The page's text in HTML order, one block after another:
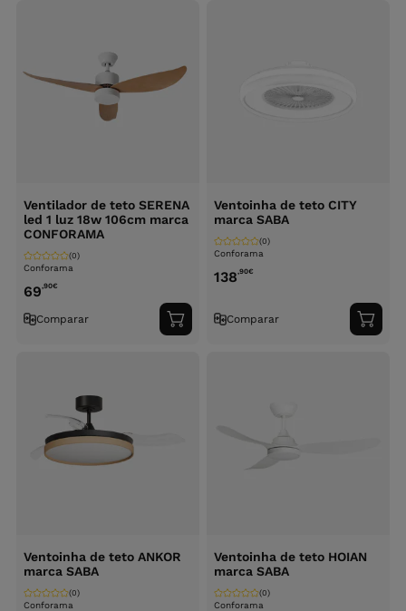
Ventilador de teto SERENA
led 1 luz 18w 106cm marca
CONFORAMA
Conforama
(0)
69 ,90€
Comparar
Adicionar
ao
Ventoinha de teto CITY
marca SABA
Conforama
(0)
138 ,90€
Comparar
ao
Ventoinha de teto ANKOR
marca SABA
Conforama
(0)
Ventoinha de teto HOIAN
marca SABA
Conforama
(0)